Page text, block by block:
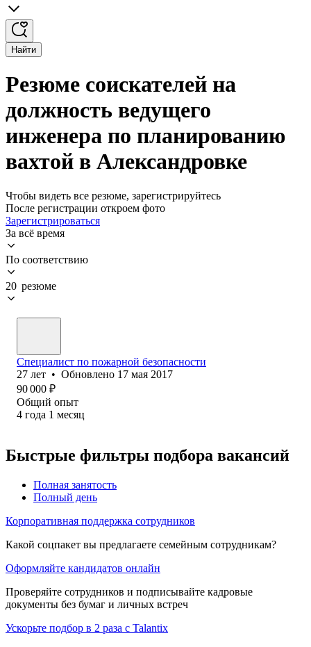
Найти
Резюме соискателей на
должность ведущего
инженера по планированию
вахтой в Александровке
Чтобы видеть все резюме, зарегистрируйтесь
После регистрации откроем фото
Зарегистрироваться
За всё время
По соответствию
20 резюме
Специалист по пожарной безопасности
27 лет • Обновлено 17 мая 2017
90 000 ₽
Общий опыт
4 года 1 месяц
Быстрые фильтры подбора вакансий
Полная занятость
Полный день
Корпоративная поддержка сотрудников
Какой соцпакет вы предлагаете семейным сотрудникам?
Оформляйте кандидатов онлайн
Проверяйте сотрудников и подписывайте кадровые
документы без бумаг и личных встреч
Ускорьте подбор в 2 раза с Talantix